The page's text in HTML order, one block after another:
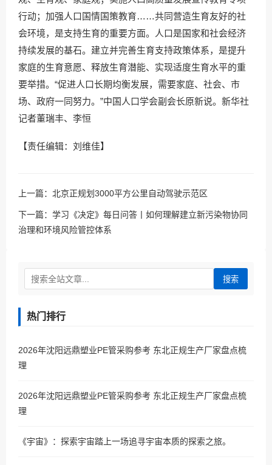
行动；加强人口国情国策教育……共同营造生育友好的社
会环境，是支持生育的重要方面。人口是国家和社会经济
持续发展的基石。建立并完善生育支持政策体系，是提升
家庭的生育意愿、释放生育潜能、实现适度生育水平的重
要举措。“促进人口长期均衡发展，需要家庭、社会、市
场、政府一同努力。”中国人口学会副会长原新说。新华社
记者董瑞丰、李恒
【责任编辑：刘维佳】
上一篇： 北京正规划3000平方公里自动驾驶示范区
下一篇： 学习《决定》每日问答丨如何理解建立新污染物协同
治理和环境风险管控体系
搜索
热门排行
2026年沈阳远鼎塑业PE管采购参考 东北正规生产厂家盘点梳
理
2026年沈阳远鼎塑业PE管采购参考 东北正规生产厂家盘点梳
理
《宇宙》：探索宇宙踏上一场追寻宇宙本质的探索之旅。